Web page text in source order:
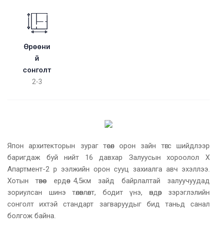
Өрөөни
й
сонголт
2-3
Япон архитекторын зураг төсөл орон зайн төгс шийдлээр
баригдаж буй нийт 16 давхар Залуусын хороолол Х
Апартмент-2 р ээлжийн орон сууц захиалга авч эхэллээ.
Хотын төвөөс ердөө 4,5км зайд байрлалтай залуучуудад
зориулсан шинэ төлөвлөлт, бодит үнэ, өндөр зэрэглэлийн
сонголт ихтэй стандарт загваруудыг бид таньд санал
болгож байна.